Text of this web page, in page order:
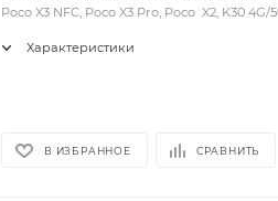
Poco X3 NFC, Poco X3 Pro, Poco X2, K30 4G/
Характеристики
В ИЗБРАННОЕ СРАВНИТЬ